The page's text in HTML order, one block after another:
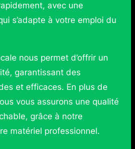
avec une
s’adapte à votre emploi du
nous permet d’offrir un
garantissant des
et efficaces. En plus de
vous assurons une qualité
grâce à notre
matériel professionnel.